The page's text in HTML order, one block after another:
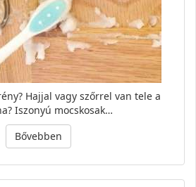
Hajjal vagy szőrrel van tele a
Iszonyú mocskosak…
Bővebben